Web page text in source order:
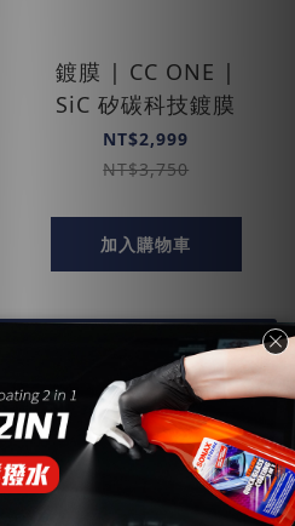
鍍膜 | CC ONE |
SiC 矽碳科技鍍膜
NT$2,999
NT$3,750
加入購物車